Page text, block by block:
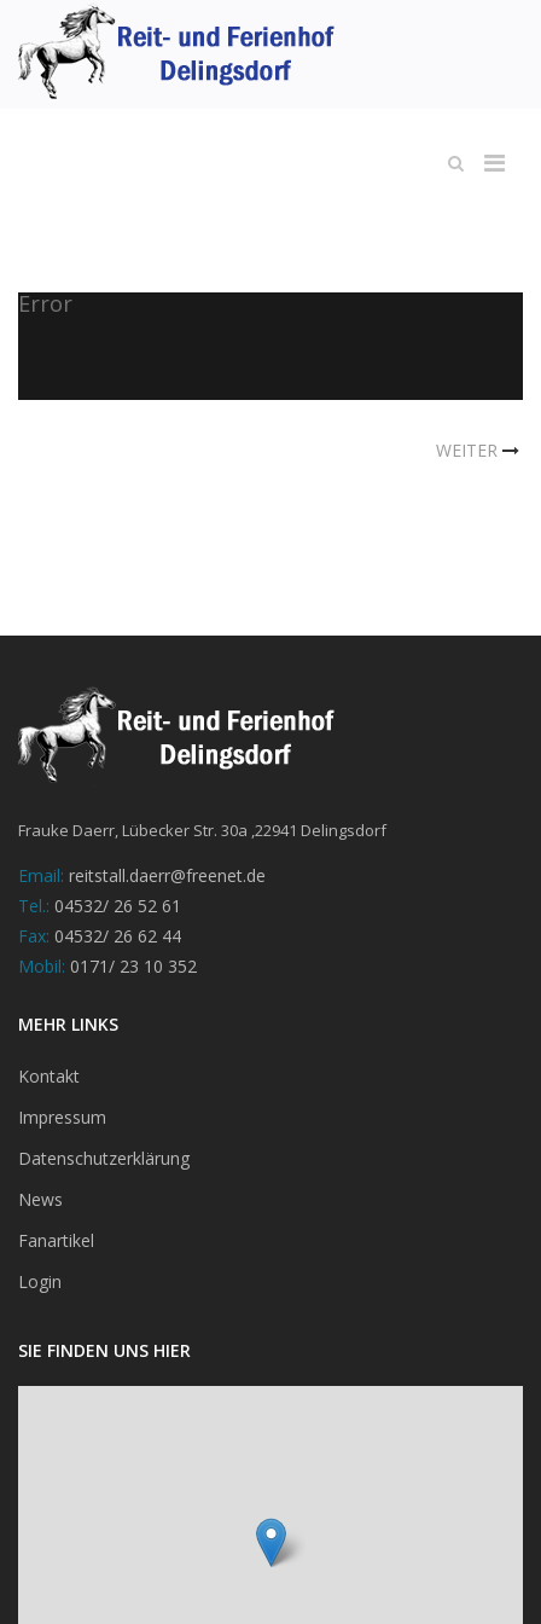
Error
WEITER
Frauke Daerr, Lübecker Str. 30a ,22941 Delingsdorf
Email: reitstall.daerr@freenet.de
Tel.: 04532/ 26 52 61
Fax: 04532/ 26 62 44
Mobil: 0171/ 23 10 352
MEHR LINKS
Kontakt
Impressum
Datenschutzerklärung
News
Fanartikel
Login
SIE FINDEN UNS HIER